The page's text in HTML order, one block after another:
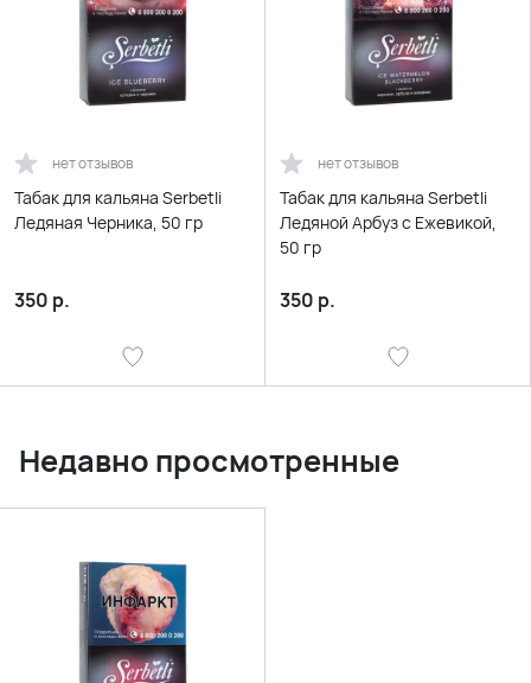
нет отзывов
Табак для кальяна Serbetli
Ледяная Черника, 50 гр
350 р.
нет отзывов
Табак для кальяна Serbetli
Ледяной Арбуз с Ежевикой,
50 гр
350 р.
Недавно просмотренные